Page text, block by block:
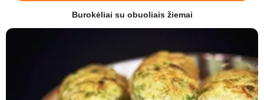
Burokėliai su obuoliais žiemai